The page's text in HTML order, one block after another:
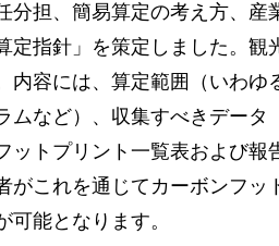
分担、簡易算定の考え方、産
指針」を策定しました。観
容には、算定範囲（いわゆ
など）、収集すべきデータ
トプリント一覧表および報
がこれを通じてカーボンフッ
能となります。